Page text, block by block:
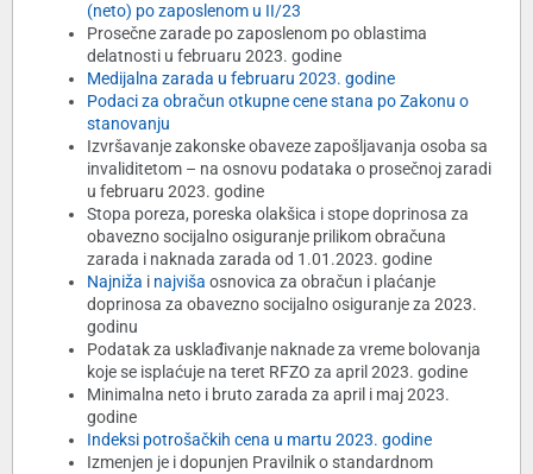
(neto) po zaposlenom u II/23
Prosečne zarade po zaposlenom po oblastima
delatnosti u februaru 2023. godine
Medijalna zarada u februaru 2023. godine
Podaci za obračun otkupne cene stana po Zakonu o
stanovanju
Izvršavanje zakonske obaveze zapošljavanja osoba sa
invaliditetom – na osnovu podataka o prosečnoj zaradi
u februaru 2023. godine
Stopa poreza, poreska olakšica i stope doprinosa za
obavezno socijalno osiguranje prilikom obračuna
zarada i naknada zarada od 1.01.2023. godine
Najniža i najviša osnovica za obračun i plaćanje
doprinosa za obavezno socijalno osiguranje za 2023.
godinu
Podatak za usklađivanje naknade za vreme bolovanja
koje se isplaćuje na teret RFZO za april 2023. godine
Minimalna neto i bruto zarada za april i maj 2023.
godine
Indeksi potrošačkih cena u martu 2023. godine
Izmenjen je i dopunjen Pravilnik o standardnom